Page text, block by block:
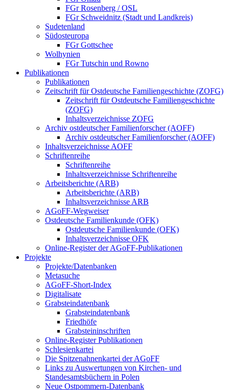
FGr Rosenberg / OSL
FGr Schweidnitz (Stadt und Landkreis)
Sudetenland
Südosteuropa
FGr Gottschee
Wolhynien
FGr Tutschin und Rowno
Publikationen
Publikationen
Zeitschrift für Ostdeutsche Familiengeschichte (ZOFG)
Zeitschrift für Ostdeutsche Familiengeschichte
(ZOFG)
Inhaltsverzeichnisse ZOFG
Archiv ostdeutscher Familienforscher (AOFF)
Archiv ostdeutscher Familienforscher (AOFF)
Inhaltsverzeichnisse AOFF
Schriftenreihe
Schriftenreihe
Inhaltsverzeichnisse Schriftenreihe
Arbeitsberichte (ARB)
Arbeitsberichte (ARB)
Inhaltsverzeichnisse ARB
AGoFF-Wegweiser
Ostdeutsche Familienkunde (OFK)
Ostdeutsche Familienkunde (OFK)
Inhaltsverzeichnisse OFK
Online-Register der AGoFF-Publikationen
Projekte
Projekte/Datenbanken
Metasuche
AGoFF-Short-Index
Digitalisate
Grabsteindatenbank
Grabsteindatenbank
Friedhöfe
Grabsteininschriften
Online-Register Publikationen
Schlesienkartei
Die Spitzenahnenkartei der AGoFF
Links zu Auswertungen von Kirchen- und
Standesamtsbüchern in Polen
Neue Ostpommern-Datenbank